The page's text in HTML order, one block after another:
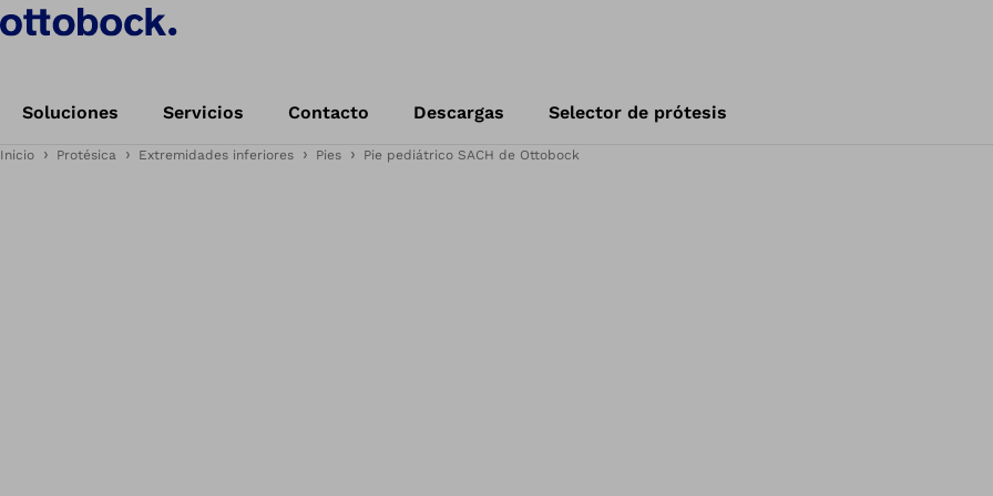
Soluciones Servicios Contacto Descargas Selector de prótesis
Inicio Protésica Extremidades inferiores Pies Pie pediátrico SACH de Ottobock